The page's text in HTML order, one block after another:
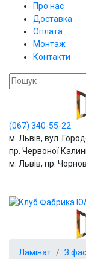
Про нас
Доставка
Оплата
Монтаж
Контакти
(067) 340-55-22
м. Львів, вул.
пр. Червоної
м. Львів, пр.
Ламінат
З